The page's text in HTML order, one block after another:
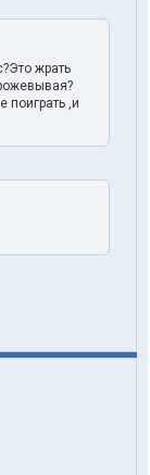
жрать
поиграть ,и